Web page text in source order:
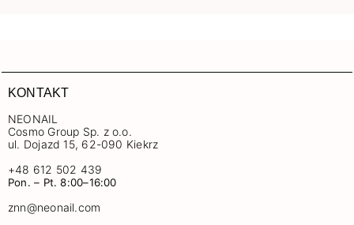
KONTAKT
NEONAIL
Cosmo Group Sp. z o.o.
ul. Dojazd 15, 62-090 Kiekrz
+48 612 502 439
Pon. – Pt. 8:00–16:00
znn@neonail.com